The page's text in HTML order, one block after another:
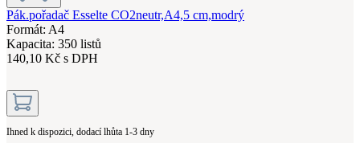
Pák.pořadač Esselte CO2neutr,A4,5 cm,modrý
Formát: A4
Kapacita: 350 listů
140,10 Kč s DPH
Ihned k dispozici, dodací lhůta 1-3 dny